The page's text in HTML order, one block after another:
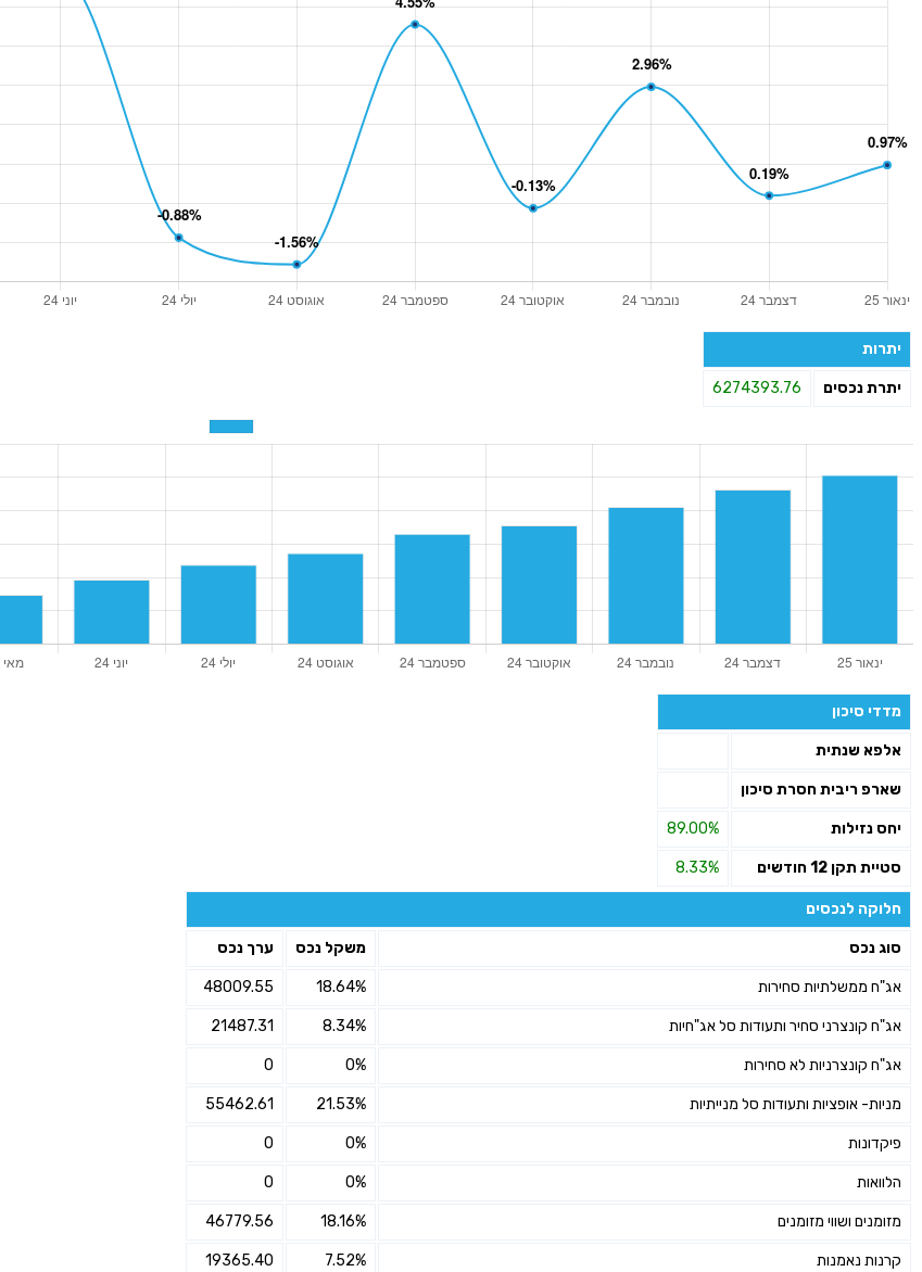
יתרות
יתרת נכסים 6274393.76
מדדי סיכון
אלפא שנתית
שארפ ריבית חסרת סיכון
יחס נזילות 89.00%
סטיית תקן 12 חודשים 8.33%
חלוקה לנכסים
סוג נכס משקל נכס ערך נכס
אג"ח ממשלתיות סחירות 18.64%
48009.55
אג"ח קונצרני סחיר ותעודות סל אג"חיות 8.34%
21487.31
אג"ח קונצרניות לא סחירות 0%
0
מניות- אופציות ותעודות סל מנייתיות 21.53%
55462.61
פיקדונות 0%
0
הלוואות 0%
0
מזומנים ושווי מזומנים 18.16%
46779.56
קרנות נאמנות 7.52%
19365.40
הצטרפו למור פנסיה מקיפה מתמחים באפיקי השקעה
✔️ לבחינת היכולת להגדלת
עם מתכנן פיננסי, השאירו פרטים:
שם מלא
פעולה נדרשת